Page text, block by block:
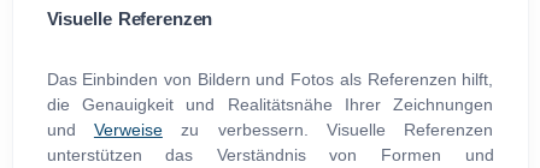
Visuelle Referenzen
Das Einbinden von Bildern und Fotos als Referenzen hilft,
die Genauigkeit und Realitätsnähe Ihrer Zeichnungen
und Verweisezu verbessern. Visuelle Referenzen
unterstützen das Verständnis von Formen und